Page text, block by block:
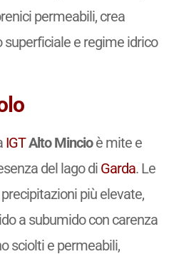
permeabili, crea
superficiale e regime idrico
IGTAlto Mincioè mite e
del lago di Garda. Le
più elevate,
a subumido con carenza
sciolti e permeabili,